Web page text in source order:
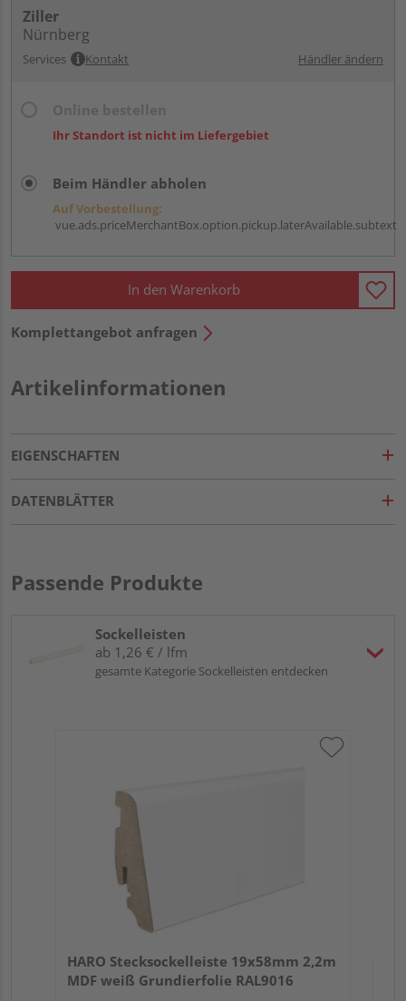
Ziller
Nürnberg
Services Kontakt Händler ändern
Ihr Standort ist nicht im Liefergebiet
Beim Händler abholen
Auf Vorbestellung:
vue.ads.priceMerchantBox.option.pickup.laterAvailable.subtext
In den Warenkorb
Komplettangebot anfragen
Artikelinformationen
EIGENSCHAFTEN
DATENBLÄTTER
Passende Produkte
Sockelleisten
ab 1,26 € / lfm
gesamte Kategorie Sockelleisten entdecken
HARO Stecksockelleiste 19x58mm 2,2m
MDF weiß Grundierfolie RAL9016